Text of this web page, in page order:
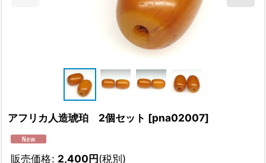
アフリカ人造琥珀 2個セット [pna02007]
販売価格: 2,400円(税別)